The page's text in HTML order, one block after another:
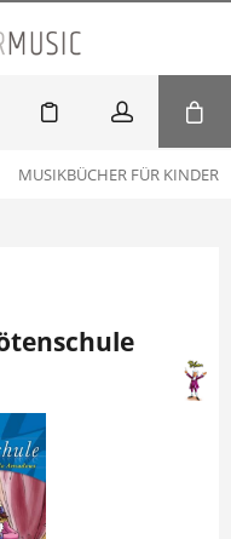
MUSIKBÜCHER FÜR KINDER